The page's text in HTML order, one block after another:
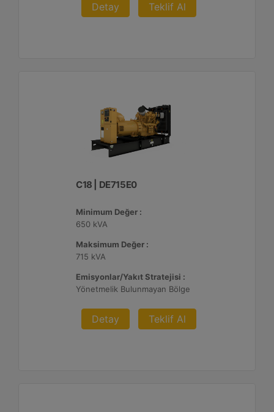
Detay Teklif Al
C18 | DE715E0
Minimum Değer :
650 kVA
Maksimum Değer :
715 kVA
Emisyonlar/Yakıt Stratejisi :
Yönetmelik Bulunmayan Bölge
Detay Teklif Al